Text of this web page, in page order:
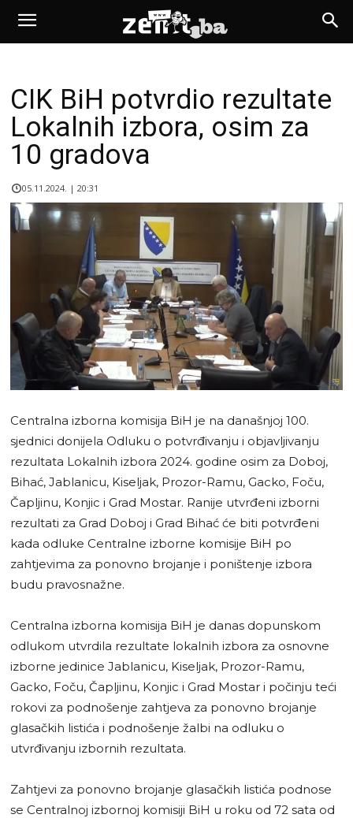
CIK BiH potvrdio rezultate
Lokalnih izbora, osim za
10 gradova
05.11.2024. | 20:31
Centralna izborna komisija BiH je na današnjoj 100.
sjednici donijela Odluku o potvrđivanju i objavljivanju
rezultata Lokalnih izbora 2024. godine osim za Doboj,
Bihać, Jablanicu, Kiseljak, Prozor-Ramu, Gacko, Foču,
Čapljinu, Konjic i Grad Mostar. Ranije utvrđeni izborni
rezultati za Grad Doboj i Grad Bihać će biti potvrđeni
kada odluke Centralne izborne komisije BiH po
zahtjevima za ponovno brojanje i poništenje izbora
budu pravosnažne.
Centralna izborna komisija BiH je danas dopunskom
odlukom utvrdila rezultate lokalnih izbora za osnovne
izborne jedinice Jablanicu, Kiseljak, Prozor-Ramu,
Gacko, Foču, Čapljinu, Konjic i Grad Mostar i počinju teći
rokovi za podnošenje zahtjeva za ponovno brojanje
glasačkih listića i podnošenje žalbi na odluku o
utvrđivanju izbornih rezultata.
Zahtjevi za ponovno brojanje glasačkih listića podnose
se Centralnoj izbornoj komisiji BiH u roku od 72 sata od